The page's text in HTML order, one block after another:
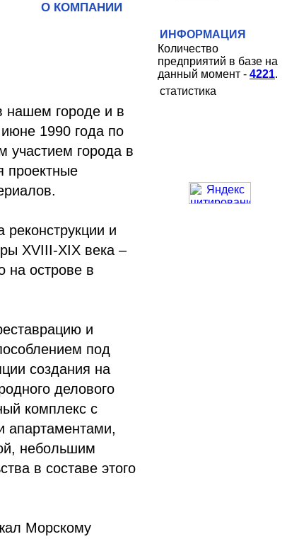
О КОМПАНИИ
нашем городе и в
1990 года по
участием города в
проектные
и
XVIII-XIX века –
на острове в
и
под
создания на
делового
комплекс с
апартаментами,
небольшим
в составе этого
Морскому
ИНФОРМАЦИЯ
Количество
предприятий в базе на
данный момент - 4221.
статистика